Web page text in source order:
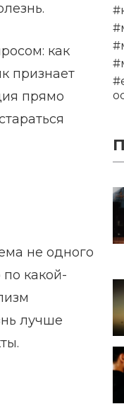
как
признает
прямо
не одного
какой-
лучше